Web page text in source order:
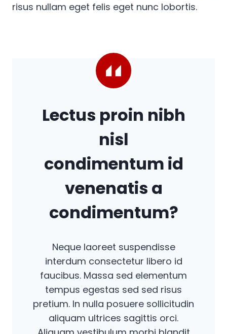
risus nullam eget felis eget nunc lobortis.
Lectus proin nibh
nisl
condimentum id
venenatis a
condimentum?
Neque laoreet suspendisse
interdum consectetur libero id
faucibus. Massa sed elementum
tempus egestas sed sed risus
pretium. In nulla posuere sollicitudin
aliquam ultrices sagittis orci.